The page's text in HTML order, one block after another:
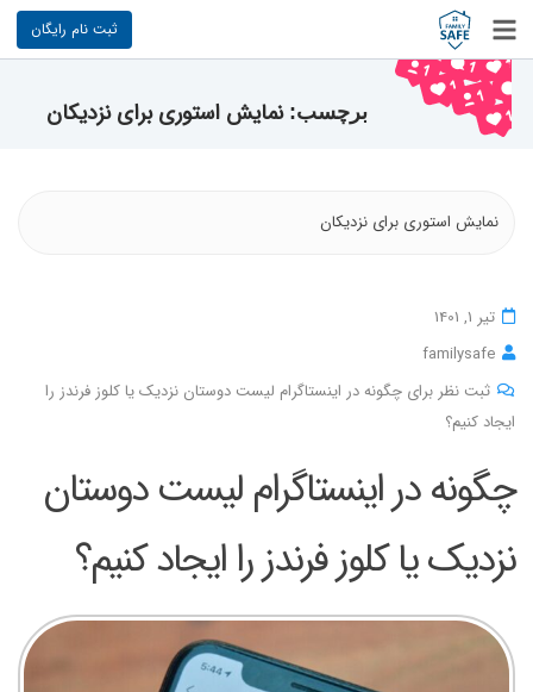
ثبت نام رایگان
برچسب:نمایش استوری برای نزدیکان
نمایش استوری برای نزدیکان
تیر 1, 1401
familysafe
ثبت نظر برای چگونه در اینستاگرام لیست دوستان نزدیک یا کلوز فرندز را
ایجاد کنیم؟
چگونه در اینستاگرام لیست دوستان
نزدیک یا کلوز فرندز را ایجاد کنیم؟